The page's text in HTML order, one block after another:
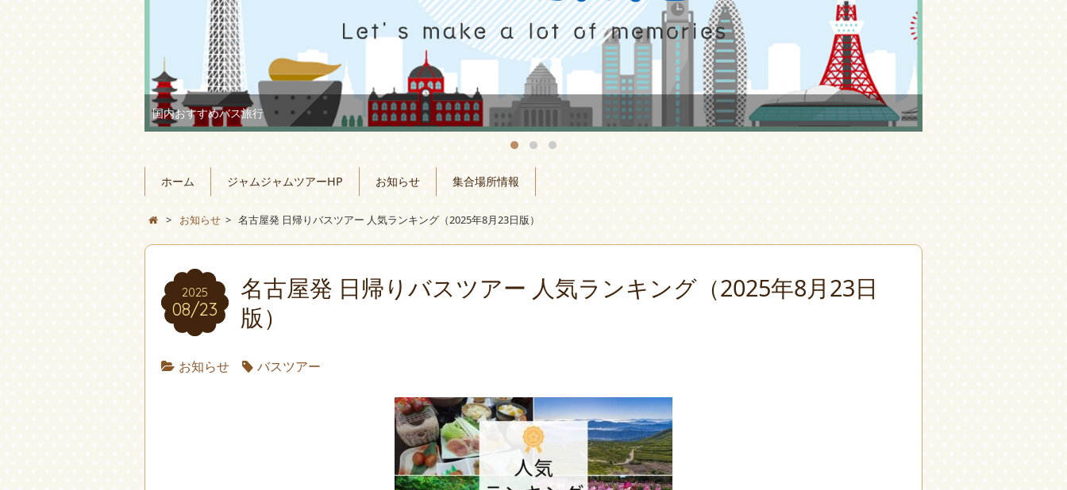
国内おすすめバス旅行
ホーム ジャムジャムツアーHP お知らせ 集合場所情報
> お知らせ > 名古屋発 日帰りバスツアー 人気ランキング（2025年8月23日版）
2025
08/23
名古屋発 日帰りバスツアー 人気ランキング（2025年8月23日
版）
お知らせ バスツアー